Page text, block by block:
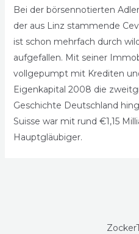
Bei der börsennotierten
der aus Linz stammende
ist schon mehrfach durch
aufgefallen. Mit seiner
vollgepumpt mit Krediten
Eigenkapital 2008 die
Geschichte Deutschland
Suisse war mit rund €1,15
Hauptgläubiger.